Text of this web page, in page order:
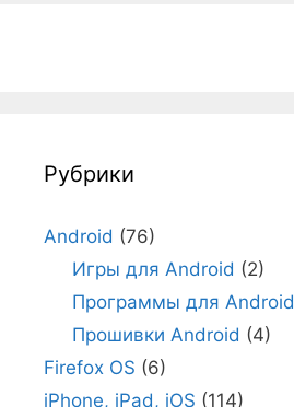
Рубрики
Android (76)
Игры для Android (2)
Программы для Android
Прошивки Android (4)
Firefox OS (6)
iPhone, iPad, iOS (114)